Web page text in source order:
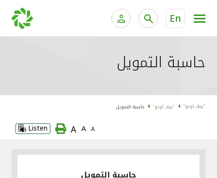
En
الخدمات المصرفية الإلكترونية للأفراد
خدمة "بيتك" للتداول الإلكتروني
جميع السيارات
حاسبة التمويل
"بيتك أوتو" "بيتك أوتو" حاسبة التمويل
A
A
A
Listen
حاسبة التمويل